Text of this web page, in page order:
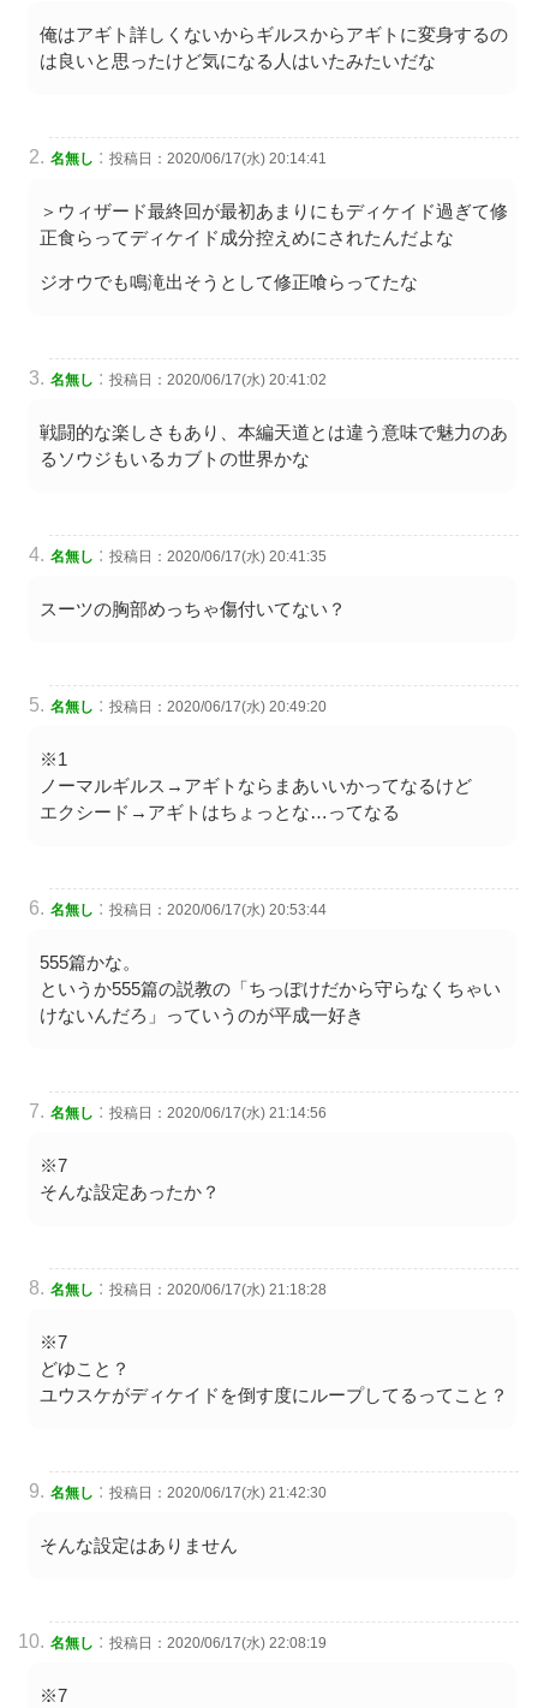
俺はアギト詳しくないからギルスからアギトに変身するの
は良いと思ったけど気になる人はいたみたいだな
名無し : 投稿日：2020/06/17(水) 20:14:41
＞ウィザード最終回が最初あまりにもディケイド過ぎて修
正食らってディケイド成分控えめにされたんだよな
ジオウでも鳴滝出そうとして修正喰らってたな
名無し : 投稿日：2020/06/17(水) 20:41:02
戦闘的な楽しさもあり、本編天道とは違う意味で魅力のあ
るソウジもいるカブトの世界かな
名無し : 投稿日：2020/06/17(水) 20:41:35
スーツの胸部めっちゃ傷付いてない？
名無し : 投稿日：2020/06/17(水) 20:49:20
※1
ノーマルギルス→アギトならまあいいかってなるけど
エクシード→アギトはちょっとな…ってなる
名無し : 投稿日：2020/06/17(水) 20:53:44
555篇かな。
というか555篇の説教の「ちっぽけだから守らなくちゃい
けないんだろ」っていうのが平成一好き
名無し : 投稿日：2020/06/17(水) 21:14:56
※7
そんな設定あったか？
名無し : 投稿日：2020/06/17(水) 21:18:28
※7
どゆこと？
ユウスケがディケイドを倒す度にループしてるってこと？
名無し : 投稿日：2020/06/17(水) 21:42:30
そんな設定はありません
名無し : 投稿日：2020/06/17(水) 22:08:19
※7